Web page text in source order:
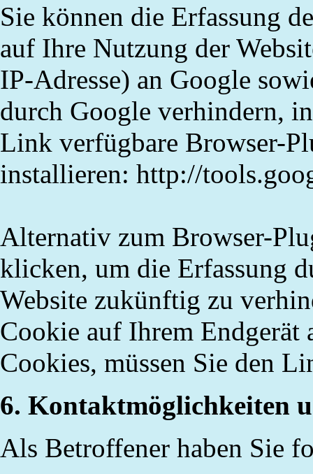
Sie können die Erfassung
auf Ihre Nutzung der
IP-Adresse) an Google
durch Google verhindern,
Link verfügbare Browser-
installieren: http://
Alternativ zum Browser-
klicken, um die Erfassung
Website zukünftig zu
Cookie auf Ihrem Endgerät
Cookies, müssen Sie den
6. Kontaktmöglichkeiten
Als Betroffener haben Sie